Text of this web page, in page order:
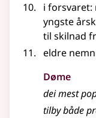
i forsvaret:
yngste
til skilnad
eldre
Døme
dei mest
tilby både